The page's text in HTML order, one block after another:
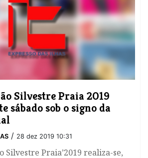
Silvestre Praia 2019
sábado sob o signo da
/ 28 dez 2019 10:31
Silvestre Praia’2019 realiza-se,